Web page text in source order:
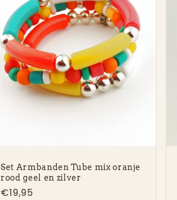
Set Armbanden Tube mix oranje
rood geel en zilver
Normale
€19,95